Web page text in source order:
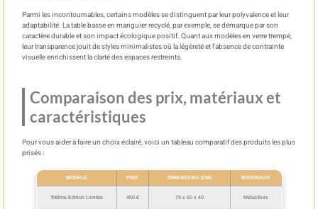
Parmi les incontournables, certains modèles se distinguent par leur polyvalence et leur
adaptabilité. La table basse en manguier recyclé, par exemple, se démarque par son
caractère durable et son impact écologique positif. Quant aux modèles en verre trempé,
leur transparence jouit de styles minimalistes où la légèreté et l’absence de contrainte
visuelle enrichissent la clarté des espaces restreints.
Comparaison des prix, matériaux et
caractéristiques
Pour vous aider à faire un choix éclairé, voici un tableau comparatif des produits les plus
prisés :
MODÈLE PRIX DIMENSIONS (CM) MATÉRIAUX
Totême Edition Limitée 450 € 79 x 60 x 40 Métal/Bois